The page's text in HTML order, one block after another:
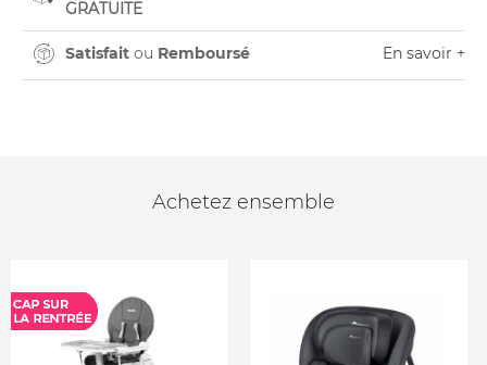
GRATUITE
Satisfait ou Remboursé En savoir +
Achetez ensemble